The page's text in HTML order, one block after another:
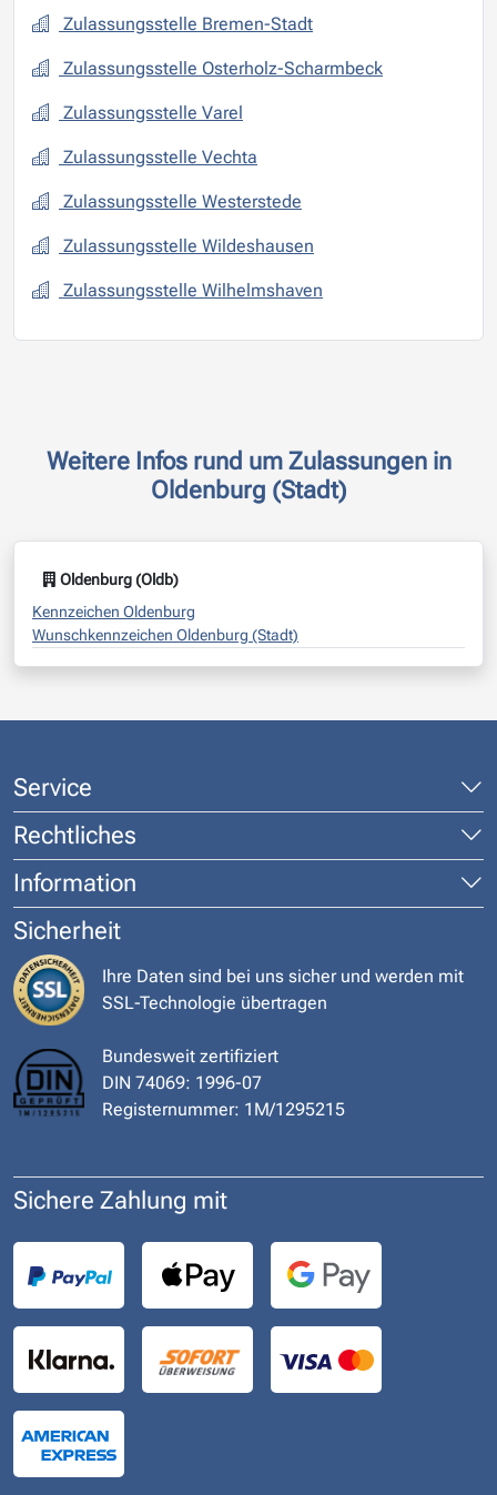
Zulassungsstelle Bremen-Stadt
Zulassungsstelle Osterholz-Scharmbeck
Zulassungsstelle Varel
Zulassungsstelle Vechta
Zulassungsstelle Westerstede
Zulassungsstelle Wildeshausen
Zulassungsstelle Wilhelmshaven
Weitere Infos rund um Zulassungen in
Oldenburg (Stadt)
Oldenburg (Oldb)
Kennzeichen Oldenburg
Wunschkennzeichen Oldenburg (Stadt)
Service
Rechtliches
Information
Sicherheit
Ihre Daten sind bei uns sicher und werden mit
SSL-Technologie übertragen
Bundesweit zertifiziert
DIN 74069: 1996-07
Registernummer: 1M/1295215
Sichere Zahlung mit